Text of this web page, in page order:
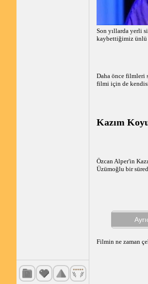
Son yıllarda yerli
kaybettiğimiz ünlü
Daha önce filmleri
filmi için de
Kazım
Özcan Alper'in
Üzümoğlu bir
Filmin ne zaman